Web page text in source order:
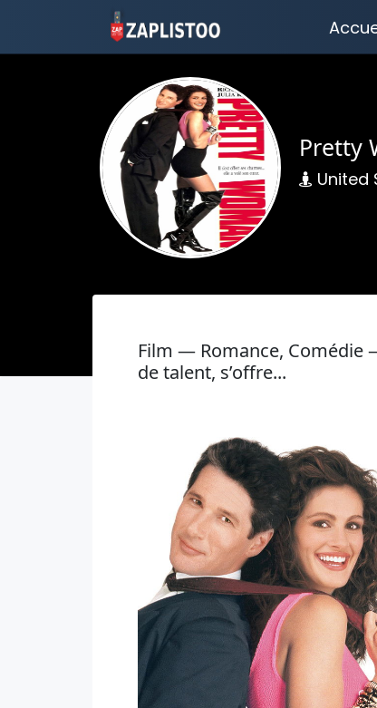
Pretty
United
Film — Romance, Comédie
de talent, s’offre...